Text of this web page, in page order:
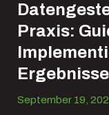
Praxis:
September 19,